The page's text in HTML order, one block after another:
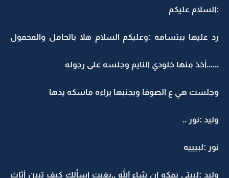
:السلام عليكم
رد عليها ببتسامه :وعليكم السلام هلا بالحامل والمحمول
......أخذ منها خلودي النايم وجلسه على رجوله
وجلست هي ع الصوفا وبجنبها براءه ماسكه يدها
وليد :نور ..
نور :لبيييه
وليد :لبيتي بمكه ان شاء الله ,,بغيت اسألك كيف تبين أثاث